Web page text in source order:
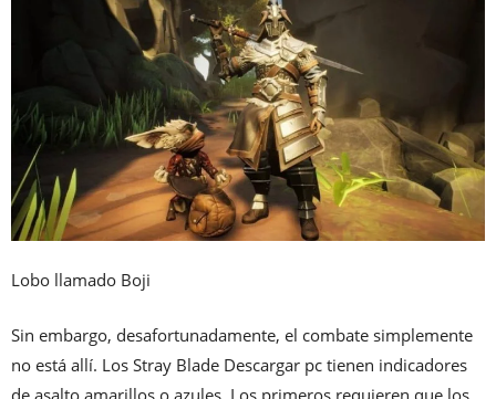
Lobo llamado Boji
Sin embargo, desafortunadamente, el combate simplemente
no está allí. Los Stray Blade Descargar pc tienen indicadores
de asalto amarillos o azules. Los primeros requieren que los